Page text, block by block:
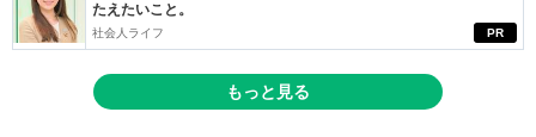
PR
たえたいこと。
社会人ライフ
もっと見る